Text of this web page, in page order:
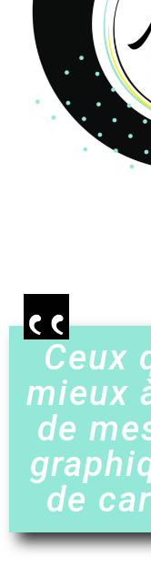
Ceux
mieux
de
de